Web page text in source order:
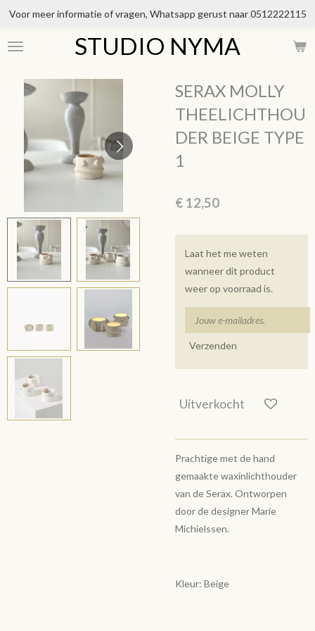
Ga
naar
hoofdinhoud
STUDIO NYMA
Voor meer informatie of vragen, Whatsapp gerust naar 0512222115
SERAX MOLLY
THEELICHTHOU
DER BEIGE TYPE
1
€ 12,50
Laat het me weten
wanneer dit product
weer op voorraad is.
Verzenden
Uitverkocht
Prachtige met de hand
gemaakte waxinlichthouder
van de Serax. Ontworpen
door de designer Marie
Michielssen.
Kleur: Beige